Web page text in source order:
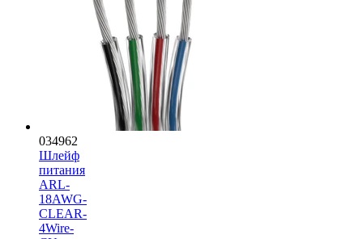
034962
Шлейф
питания
ARL-
18AWG-
CLEAR-
4Wire-